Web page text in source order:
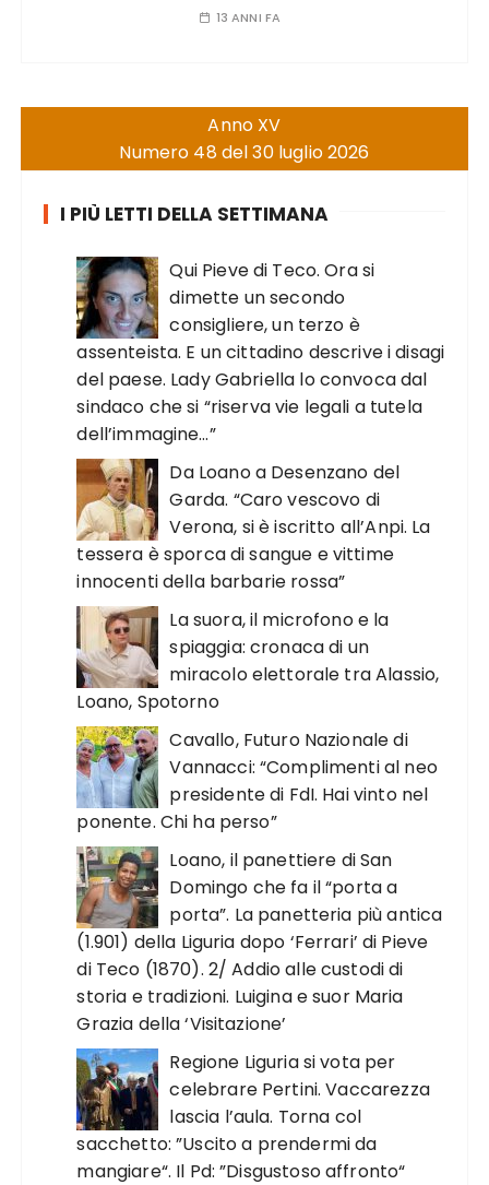
13 ANNI FA
Anno XV
Numero 48 del 30 luglio 2026
I PIÙ LETTI DELLA SETTIMANA
Qui Pieve di Teco. Ora si
dimette un secondo
consigliere, un terzo è
assenteista. E un cittadino descrive i disagi
del paese. Lady Gabriella lo convoca dal
sindaco che si “riserva vie legali a tutela
dell’immagine…”
Da Loano a Desenzano del
Garda. “Caro vescovo di
Verona, si è iscritto all’Anpi. La
tessera è sporca di sangue e vittime
innocenti della barbarie rossa”
La suora, il microfono e la
spiaggia: cronaca di un
miracolo elettorale tra Alassio,
Loano, Spotorno
Cavallo, Futuro Nazionale di
Vannacci: “Complimenti al neo
presidente di FdI. Hai vinto nel
ponente. Chi ha perso”
Loano, il panettiere di San
Domingo che fa il “porta a
porta”. La panetteria più antica
(1.901) della Liguria dopo ‘Ferrari’ di Pieve
di Teco (1870). 2/ Addio alle custodi di
storia e tradizioni. Luigina e suor Maria
Grazia della ‘Visitazione’
Regione Liguria si vota per
celebrare Pertini. Vaccarezza
lascia l’aula. Torna col
sacchetto: ”Uscito a prendermi da
mangiare“. Il Pd: ”Disgustoso affronto“